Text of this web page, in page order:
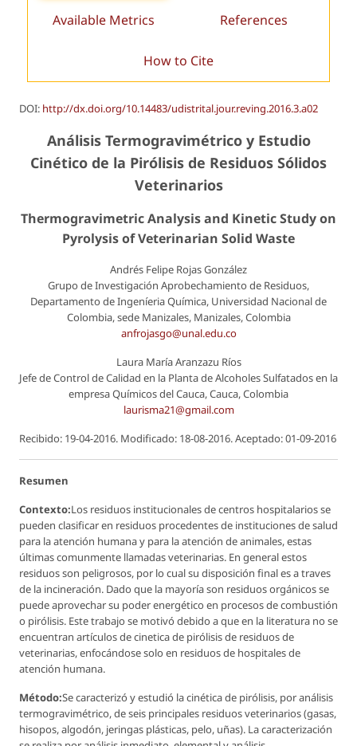
Available Metrics References
How to Cite
DOI: http://dx.doi.org/10.14483/udistrital.jour.reving.2016.3.a02
Análisis Termogravimétrico y Estudio
Cinético de la Pirólisis de Residuos Sólidos
Veterinarios
Thermogravimetric Analysis and Kinetic Study on
Pyrolysis of Veterinarian Solid Waste
Andrés Felipe Rojas González
Grupo de Investigación Aprobechamiento de Residuos,
Departamento de Ingeníeria Química, Universidad Nacional de
Colombia, sede Manizales, Manizales, Colombia
anfrojasgo@unal.edu.co
Laura María Aranzazu Ríos
Jefe de Control de Calidad en la Planta de Alcoholes Sulfatados en la
empresa Químicos del Cauca, Cauca, Colombia
laurisma21@gmail.com
Recibido: 19-04-2016. Modificado: 18-08-2016. Aceptado: 01-09-2016
Resumen
Contexto:Los residuos institucionales de centros hospitalarios se
pueden clasificar en residuos procedentes de instituciones de salud
para la atención humana y para la atención de animales, estas
últimas comunmente llamadas veterinarias. En general estos
residuos son peligrosos, por lo cual su disposición final es a traves
de la incineración. Dado que la mayoría son residuos orgánicos se
puede aprovechar su poder energético en procesos de combustión
o pirólisis. Este trabajo se motivó debido a que en la literatura no se
encuentran artículos de cinetica de pirólisis de residuos de
veterinarias, enfocándose solo en residuos de hospitales de
atención humana.
Método:Se caracterizó y estudió la cinética de pirólisis, por análisis
termogravimétrico, de seis principales residuos veterinarios (gasas,
hisopos, algodón, jeringas plásticas, pelo, uñas). La caracterización